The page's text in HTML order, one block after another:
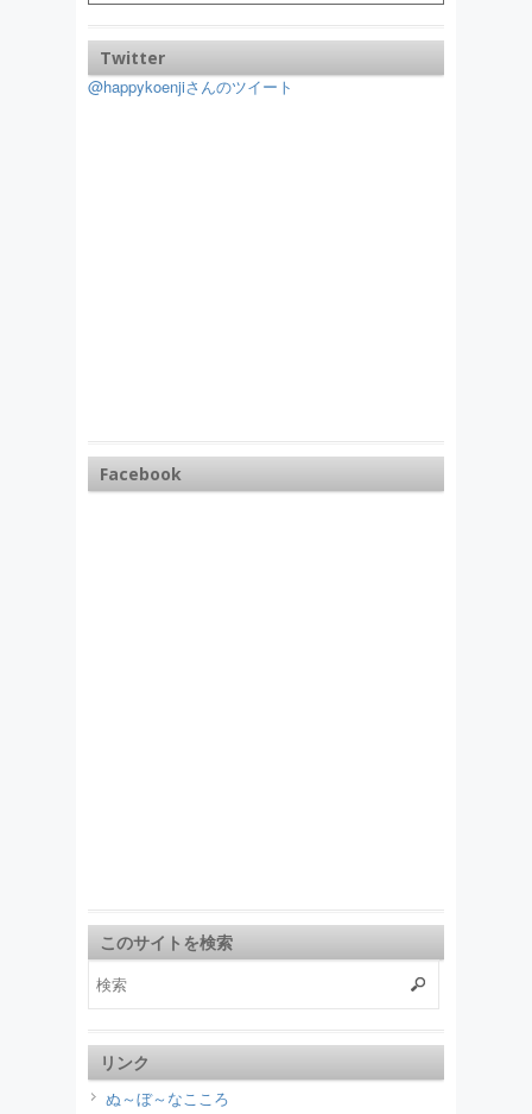
Twitter
@happykoenjiさんのツイート
Facebook
このサイトを検索
リンク
ぬ～ぼ～なこころ